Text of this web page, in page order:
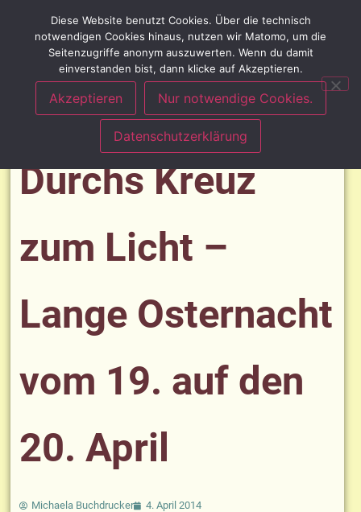
Durchs Kreuz
zum Licht –
Lange Osternacht
vom 19. auf den
20. April
Michaela Buchdrucker 4. April 2014
Diese Website benutzt Cookies. Über die technisch
notwendigen Cookies hinaus, nutzen wir Matomo, um die
Seitenzugriffe anonym auszuwerten. Wenn du damit
einverstanden bist, dann klicke auf Akzeptieren.
Akzeptieren Nur notwendige Cookies.
Datenschutzerklärung